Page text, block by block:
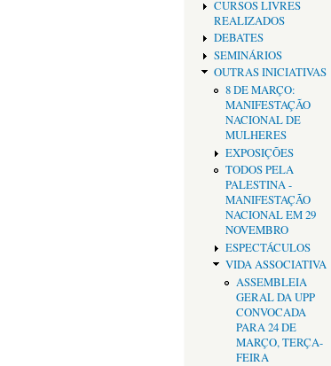
CURSOS LIVRES
REALIZADOS
DEBATES
SEMINÁRIOS
OUTRAS INICIATIVAS
8 DE MARÇO:
MANIFESTAÇÃO
NACIONAL DE
MULHERES
EXPOSIÇÕES
TODOS PELA
PALESTINA -
MANIFESTAÇÃO
NACIONAL EM 29
NOVEMBRO
ESPECTÁCULOS
VIDA ASSOCIATIVA
ASSEMBLEIA
GERAL DA UPP
CONVOCADA
PARA 24 DE
MARÇO, TERÇA-
FEIRA